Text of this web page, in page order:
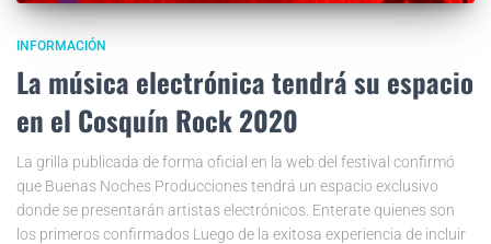
INFORMACIÓN
La música electrónica tendrá su espacio
en el Cosquín Rock 2020
La grilla publicada de forma oficial en la web del festival confirmó
que Buenas Noches Producciones tendrá un espacio exclusivo
donde se presentarán artistas electrónicos. Enterate quienes son
los primeros confirmados Luego de la exitosa experiencia de incluir